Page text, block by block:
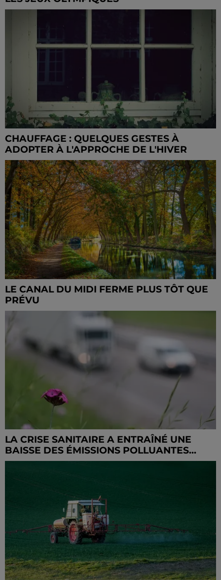
CHAUFFAGE : QUELQUES GESTES À
ADOPTER À L'APPROCHE DE L'HIVER
LE CANAL DU MIDI FERME PLUS TÔT QUE
PRÉVU
LA CRISE SANITAIRE A ENTRAÎNÉ UNE
BAISSE DES ÉMISSIONS POLLUANTES...